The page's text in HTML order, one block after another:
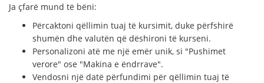
Ja çfarë mund të bëni:
Përcaktoni qëllimin tuaj të kursimit, duke përfshirë
shumën dhe valutën që dëshironi të kurseni.
Personalizoni atë me një emër unik, si "Pushimet
verore" ose "Makina e ëndrrave".
Vendosni një datë përfundimi për qëllimin tuaj të